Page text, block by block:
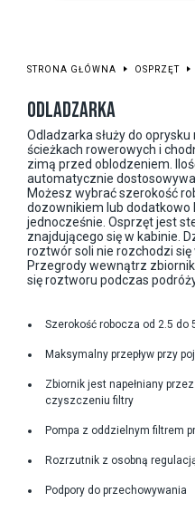
STRONA GŁÓWNA OSPRZĘT
ODLADZARKA
Odladzarka służy do
ścieżkach rowerowych i
zimą przed oblodzeniem.
automatycznie
Możesz wybrać szerokość
dozownikiem lub dodatkowo
jednocześnie. Osprzęt jest
znajdującego się w kabinie.
roztwór soli nie rozchodzi się
Przegrody wewnątrz
się roztworu podczas
Szerokość robocza od 2.5 do
Maksymalny przepływ przy
Zbiornik jest napełniany
czyszczeniu filtry
Pompa z oddzielnym filtrem
Rozrzutnik z osobną
Podpory do przechowywania